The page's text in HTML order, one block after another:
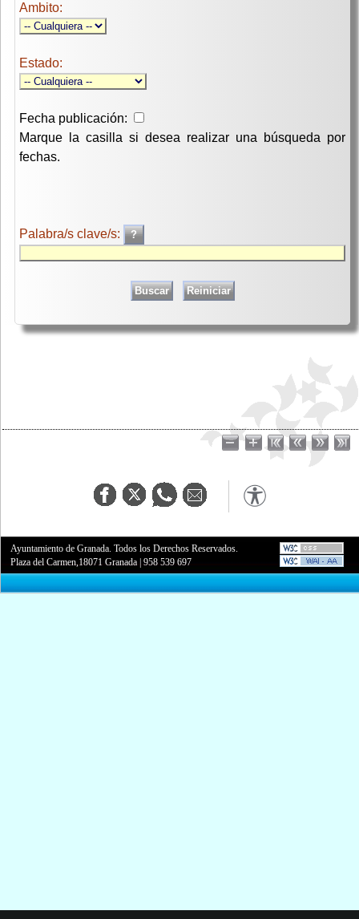
Ambito:
Estado:
Fecha publicación:
Marque la casilla si desea realizar una búsqueda por
fechas.
Palabra/s clave/s:
Ayuntamiento de Granada. Todos los Derechos Reservados.
Plaza del Carmen,18071 Granada |958 539 697